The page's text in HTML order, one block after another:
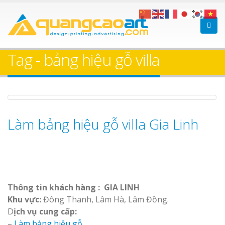
Tag - bảng hiệu gỗ villa
Làm bảng hiệu gỗ villa Gia Linh
Thông tin khách hàng : GIA LINH
Khu vực:Đông Thanh, Lâm Hà, Lâm Đồng.
Dịch vụ cung cấp:
Bảng Hiệu Nhà Hàng
Thi Công Bảng Hiệu
Gía Xưởng
cáo Nghệ An uy tín
Bảng gỗ